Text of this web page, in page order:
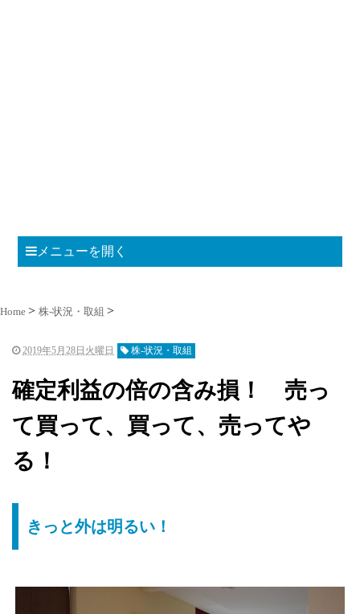
メニューを開く
Home 株-状況・取組
2019年5月28日火曜日 株-状況・取組
確定利益の倍の含み損！ 売っ
て買って、買って、売ってや
る！
きっと外は明るい！